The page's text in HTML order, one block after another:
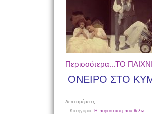
Περισσότερα...ΤΟ
ΟΝΕΙΡΟ ΣΤΟ
Λεπτομέρειες
Κατηγορία: Η παράσταση που θέλω